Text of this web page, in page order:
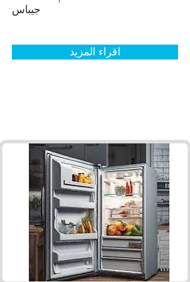
جيباس
اقراء المزيد